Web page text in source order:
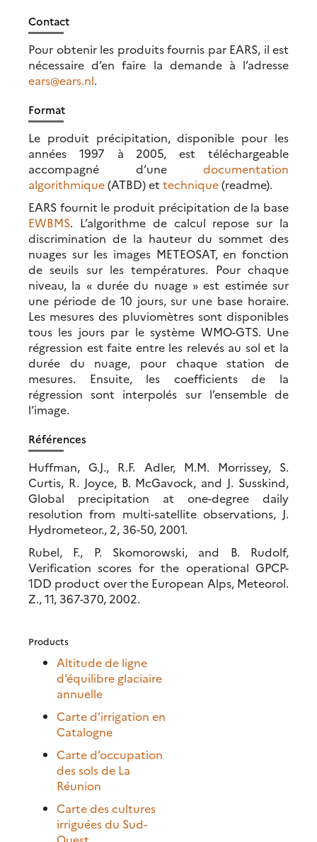
Contact
Pour obtenir les produits fournis par EARS, il est
nécessaire d’en faire la demande à l’adresse
ears@ears.nl.
Format
Le produit précipitation, disponible pour les
années 1997 à 2005, est téléchargeable
accompagné d’une documentation
algorithmique(ATBD) et technique(readme).
EARS fournit le produit précipitation de la base
EWBMS. L’algorithme de calcul repose sur la
discrimination de la hauteur du sommet des
nuages sur les images METEOSAT, en fonction
de seuils sur les températures. Pour chaque
niveau, la « durée du nuage » est estimée sur
une période de 10 jours, sur une base horaire.
Les mesures des pluviomètres sont disponibles
tous les jours par le système WMO-GTS. Une
régression est faite entre les relevés au sol et la
durée du nuage, pour chaque station de
mesures. Ensuite, les coefficients de la
régression sont interpolés sur l’ensemble de
l’image.
Références
Huffman, G.J., R.F. Adler, M.M. Morrissey, S.
Curtis, R. Joyce, B. McGavock, and J. Susskind,
Global precipitation at one-degree daily
resolution from multi-satellite observations, J.
Hydrometeor., 2, 36-50, 2001.
Rubel, F., P. Skomorowski, and B. Rudolf,
Verification scores for the operational GPCP-
1DD product over the European Alps, Meteorol.
Z., 11, 367-370, 2002.
Products
Altitude de ligne
d’équilibre glaciaire
annuelle
Carte d’irrigation en
Catalogne
Carte d’occupation
des sols de La
Réunion
Carte des cultures
irriguées du Sud-